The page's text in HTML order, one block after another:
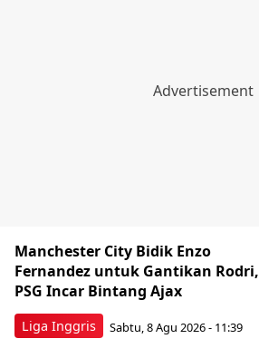
Liga Inggris
Manchester City Bidik Enzo
Fernandez untuk Gantikan Rodri,
PSG Incar Bintang Ajax
Sabtu, 8 Agu 2026 - 11:39